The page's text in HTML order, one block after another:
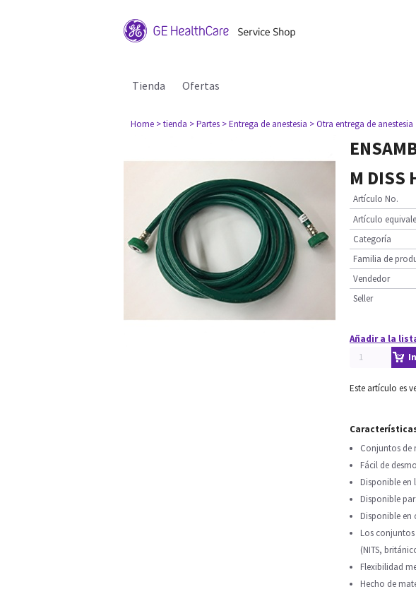
Tienda Ofertas
Home > tienda > Partes > Entrega de anestesia > Otra entrega de anestesia
M DISS
Artículo No.
Artículo
Categoría
Familia de
Vendedor
Seller
Añadir a la
Este artículo es
Conjuntos de
Fácil de
Disponible en
Disponible
Disponible en
Los
(NITS,
Flexibilidad
Hecho de